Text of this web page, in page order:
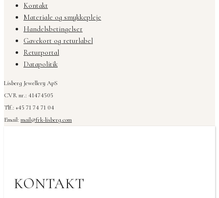
Kontakt
Materiale og smykkepleje
Handelsbetingelser
Gavekort og returlabel
Returportal
Datapolitik
Lisberg Jewellery ApS
CVR nr.: 41474505
Tlf.: +45 71 74 71 04
Email: mail@frk-lisberg.com
KONTAKT